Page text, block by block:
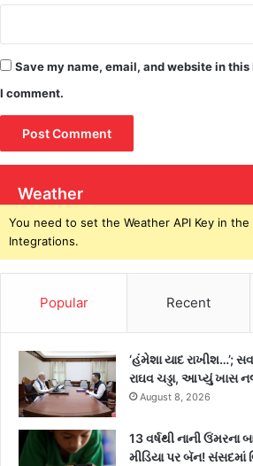
Save my name, email, and website in
I comment.
Weather
You need to set the Weather API Key in
Integrations.
Popular Recent
‘હંમેશા યાદ રાખીશ…’;
રાઘવ ચડ્ડા, આપ્યું ખાસ
August 8, 2026
13 વર્ષથી નાની ઉંમરના
મીડિયા પર બૅન! સંસદમાં